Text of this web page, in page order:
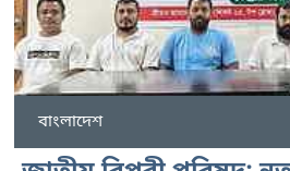
বাংলাদেশ